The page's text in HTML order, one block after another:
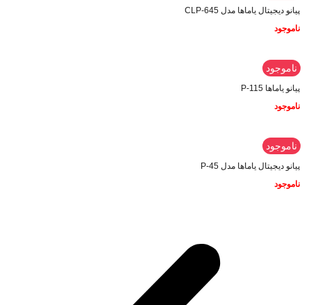
پیانو دیجیتال یاماها مدل CLP-645
ناموجود
ناموجود
پیانو یاماها P-115
ناموجود
ناموجود
پیانو دیجیتال یاماها مدل P-45
ناموجود